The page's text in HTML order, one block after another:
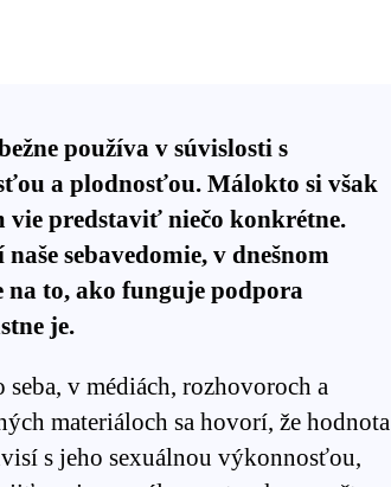
používa v súvislosti s
a plodnosťou. Málokto si však
predstaviť niečo konkrétne.
sebavedomie, v dnešnom
na to, ako funguje podpora
je.
v médiách, rozhovoroch a
materiáloch sa hovorí, že hodnota
s jeho sexuálnou výkonnosťou,